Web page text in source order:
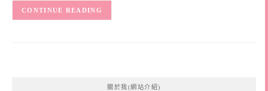
CONTINUE READING
關於我(網站介紹)